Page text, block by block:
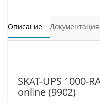
Описание Документация
SKAT-UPS 1000-
online (9902)